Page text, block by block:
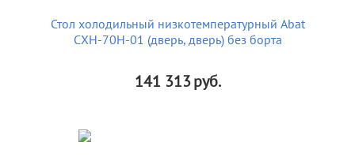
Стол холодильный низкотемпературный Abat
СХН-70Н-01 (дверь, дверь) без борта
141 313руб.